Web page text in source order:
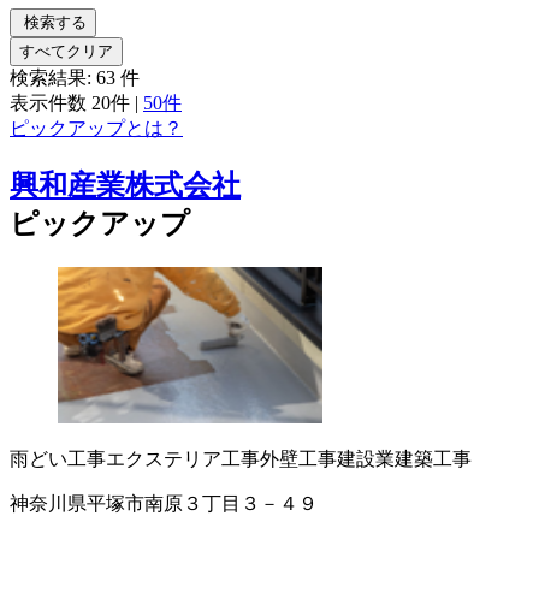
検索する
すべてクリア
検索結果: 63 件
表示件数 20件 | 50件
ピックアップとは？
興和産業株式会社
ピックアップ
雨どい工事エクステリア工事外壁工事建設業建築工事
神奈川県平塚市南原３丁目３－４９